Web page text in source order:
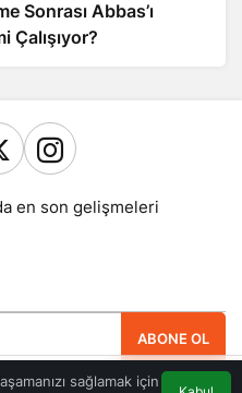
Çalışıyor?
sağlamak için
en son gelişmeleri
ABONE OL
haberdar olan ilk kişi